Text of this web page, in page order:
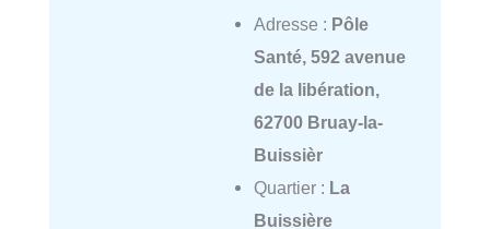
Adresse : Pôle
Santé, 592 avenue
de la libération,
62700 Bruay-la-
Buissièr
Quartier : La
Buissière